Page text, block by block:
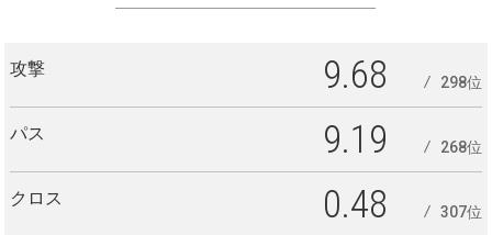
攻撃 9.68 298位
パス 9.19 268位
クロス 0.48 307位